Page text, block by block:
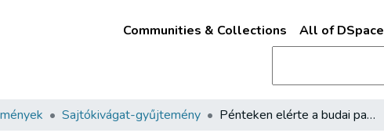
Communities & Collections All of DSpace
Sajtókivágat-gyűjtemény Pénteken elérte a budai partot a Petőfi-híd vasszerkezete